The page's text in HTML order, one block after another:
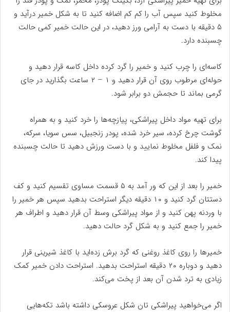
مخلوط کنید سپس آب را کم کم اضافه کنید تا به شکل خمیر درآید و
۵ دقیقه با دست به آرامی ورز دهید، در این حالت خمیر کمی حالت
چسبنده دارد.
کاسه‌ای را چرب کنید و خمیر را گرد کرده داخل کاسه قرار دهید و
حوله‌ای مرطوب روی آن قرار دهید و ۱ – ۲ ساعت بگذارید در جای
گرمی بماند تا حجمش دو برابر شود.
برای تهیه مواد داخل پیراشکی، پیازچه‌ها را خرد کنید و به همراه
گوشت چرخ کرده، سیر خرد شده، پودر زنجبیل، سس سویا، سرکه،
نمک و فلفل مخلوط نمایید و با دست ورزش دهید تا حالت چسبنده
پیدا کند.
خمیر را بعد از این که ور آمد به ۵ قسمت مساوی تقسیم کنید و کف
دستتان گرد کنید و ۱۰ دقیقه دیگر استراحت بدهید سپس هر خمیر را
با وردنه پهن کنید و از مواد پیراشکی وسط آن قرار دهید و اطراف هر
خمیر را جمع کنید و به شکل گرد حالت دهید.
خمیر‌ها را روی کاغذ روغنی که گرد برش زده‌اید با کاغذ شیرینی قرار
دهید و دوباره ۲۰ دقیقه استراحت بدهید. استراحت دادن خمیر کمک
زیادی به ترد شدن آن بعد از پخت می‌کند.
اگر می‌خواهید پیراشکی تان شکل عروسکی داشته باشد تکه‌هایی